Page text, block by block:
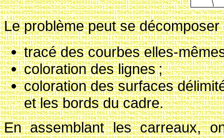
Le problème peut se
tracé des courbes elles-
coloration des lignes;
coloration des surfaces
et les bords du cadre.
En assemblant les carreaux,